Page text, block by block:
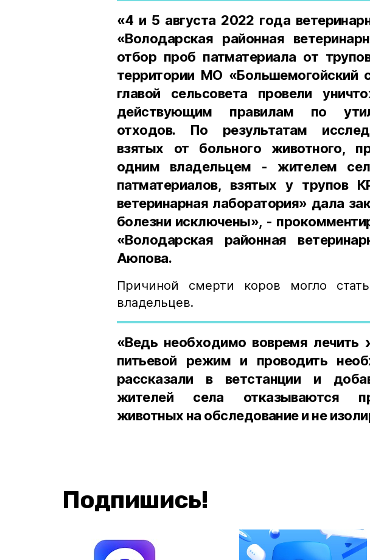
«4 и 5 августа 2022 года
«Володарская районная
отбор проб патматериала от
территории МО «Большемогойский
главой сельсовета провели
действующим правилам по
отходов. По результатам
взятых от больного животного,
одним владельцем - жителем
патматериалов, взятых у трупов
ветеринарная лаборатория» дала
болезни исключены», -
«Володарская районная
Аюпова.
Причиной смерти коров могло
владельцев.
«Ведь необходимо вовремя лечить
питьевой режим и проводить
рассказали в ветстанции и
жителей села отказываются
животных на обследование и не
Подпишись!